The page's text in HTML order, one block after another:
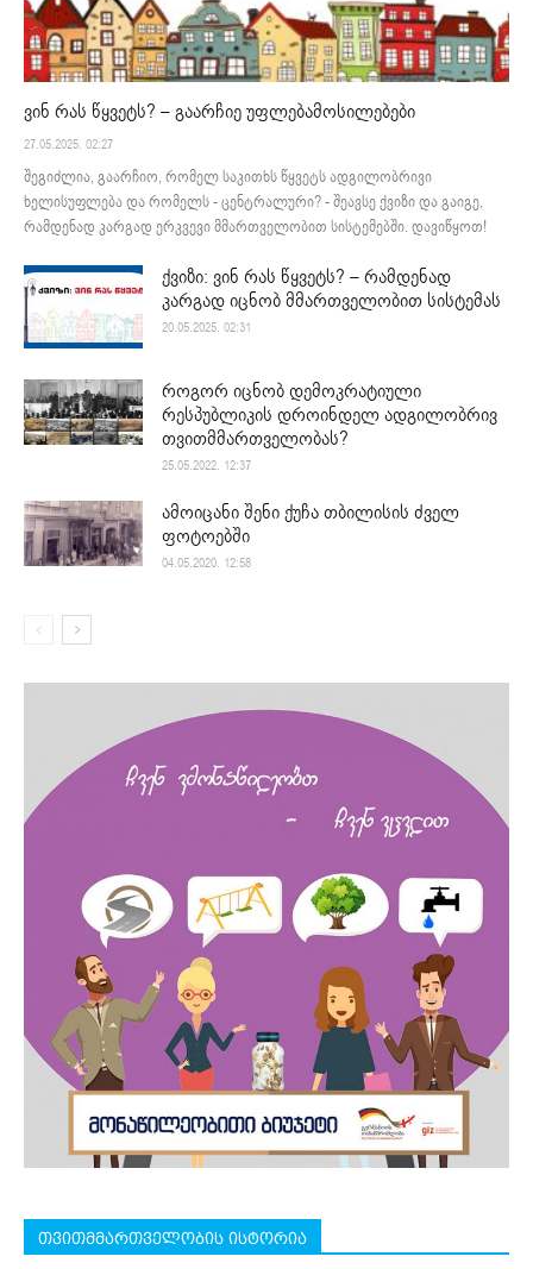
ვინ რას წყვეტს? – გაარჩიე უფლებამოსილებები
27.05.2025. 02:27
შეგიძლია, გაარჩიო, რომელ საკითხს წყვეტს ადგილობრივი
ხელისუფლება და რომელს - ცენტრალური? - შეავსე ქვიზი და გაიგე,
რამდენად კარგად ერკვევი მმართველობით სისტემებში. დავიწყოთ!
ქვიზი: ვინ რას წყვეტს? – რამდენად
კარგად იცნობ მმართველობით სისტემას
20.05.2025. 02:31
როგორ იცნობ დემოკრატიული
რესპუბლიკის დროინდელ ადგილობრივ
თვითმმართველობას?
25.05.2022. 12:37
ამოიცანი შენი ქუჩა თბილისის ძველ
ფოტოებში
04.05.2020. 12:58
თვითმმართველობის ისტორია